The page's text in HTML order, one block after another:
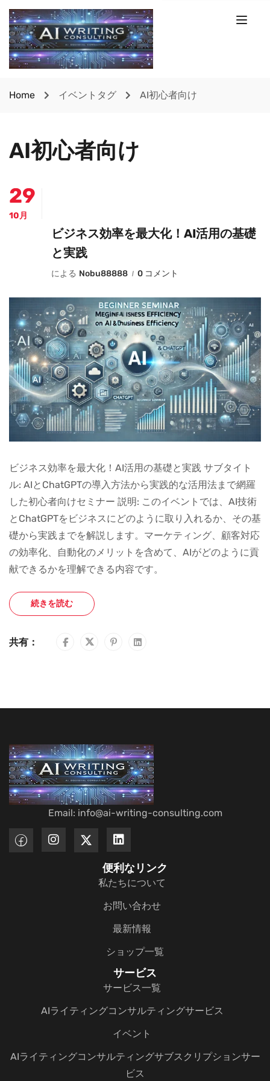
Home イベントタグ AI初心者向け
AI初心者向け
29
10月
ビジネス効率を最大化！AI活用の基礎
と実践
による Nobu88888 0 コメント
ビジネス効率を最大化！AI活用の基礎と実践 サブタイト
ル: AIとChatGPTの導入方法から実践的な活用法まで網羅
した初心者向けセミナー 説明: このイベントでは、AI技術
とChatGPTをビジネスにどのように取り入れるか、その基
礎から実践までを解説します。マーケティング、顧客対応
の効率化、自動化のメリットを含めて、AIがどのように貢
献できるかを理解できる内容です。
続きを読む
共有：
Email: info@ai-writing-consulting.com
便利なリンク
私たちについて
お問い合わせ
最新情報
ショップ一覧
サービス
サービス一覧
AIライティングコンサルティングサービス
イベント
AIライティングコンサルティングサブスクリプションサー
ビス